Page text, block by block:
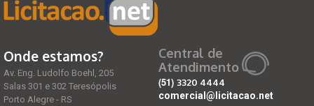
Onde estamos?
Av. Eng. Ludolfo Boehl, 205
Salas 301 e 302 Teresópolis
Porto Alegre - RS
Central de
Atendimento
(51) 3320 4444
comercial@licitacao.net